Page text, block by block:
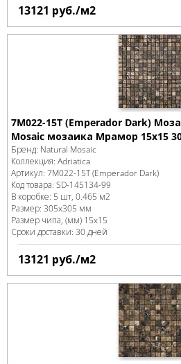
13121 руб./м2
7M022-15T (Emperador Dark)
Mosaic мозаика Мрамор 15x15
Бренд: Natural Mosaic
Коллекция: Adriatica
Артикул: 7M022-15T (Emperador Dark)
Код товара: SD-145134-99
В коробке: 5 шт, 0.465 м2
Размер: 305x305 мм
Размер чипа, (мм) 15x15
Сроки доставки: 30 дней
13121 руб./м2